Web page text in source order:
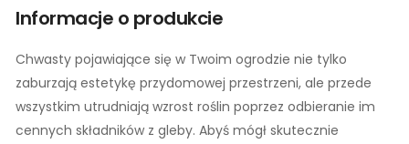
Informacje o produkcie
Chwasty pojawiające się w Twoim ogrodzie nie tylko
zaburzają estetykę przydomowej przestrzeni, ale przede
wszystkim utrudniają wzrost roślin poprzez odbieranie im
cennych składników z gleby. Abyś mógł skutecznie